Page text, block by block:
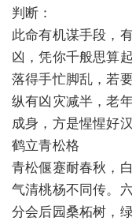
判断：
此命有机谋手段，
凶，凭你千般思算
落得手忙脚乱，若
纵有凶灾减半，老
成身，方是惺惺好汉
鹤立青松格
青松偃蹇耐春秋，
气清桃杨不同传。
分会后园桑柘树，